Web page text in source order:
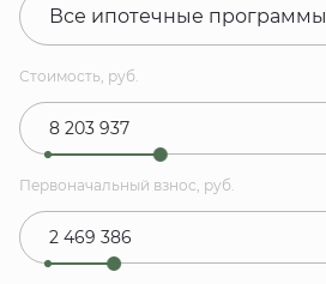
Все ипотечные программы
Стоимость, руб.
Первоначальный взнос, руб.